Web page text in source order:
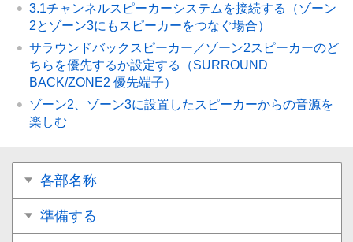
3.1チャンネルスピーカーシステムを接続する（ゾーン
2とゾーン3にもスピーカーをつなぐ場合）
サラウンドバックスピーカー／ゾーン2スピーカーのど
ちらを優先するか設定する（SURROUND
BACK/ZONE2 優先端子）
ゾーン2、ゾーン3に設置したスピーカーからの音源を
楽しむ
各部名称
準備する